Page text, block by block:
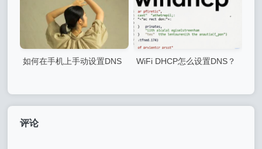
如何在手机上手动设置DNS
WiFi DHCP怎么设置DNS？
评论